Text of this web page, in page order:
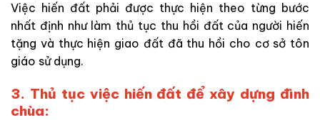
Việc hiến đất phải được thực hiện theo từng bước
nhất định như làm thủ tục thu hồi đất của người hiến
tặng và thực hiện giao đất đã thu hồi cho cơ sở tôn
giáo sử dụng.
3. Thủ tục việc hiến đất để xây dựng đình
chùa: